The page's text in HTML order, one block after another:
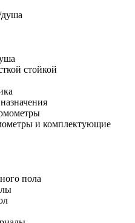
стойкой
и комплектующие
пола